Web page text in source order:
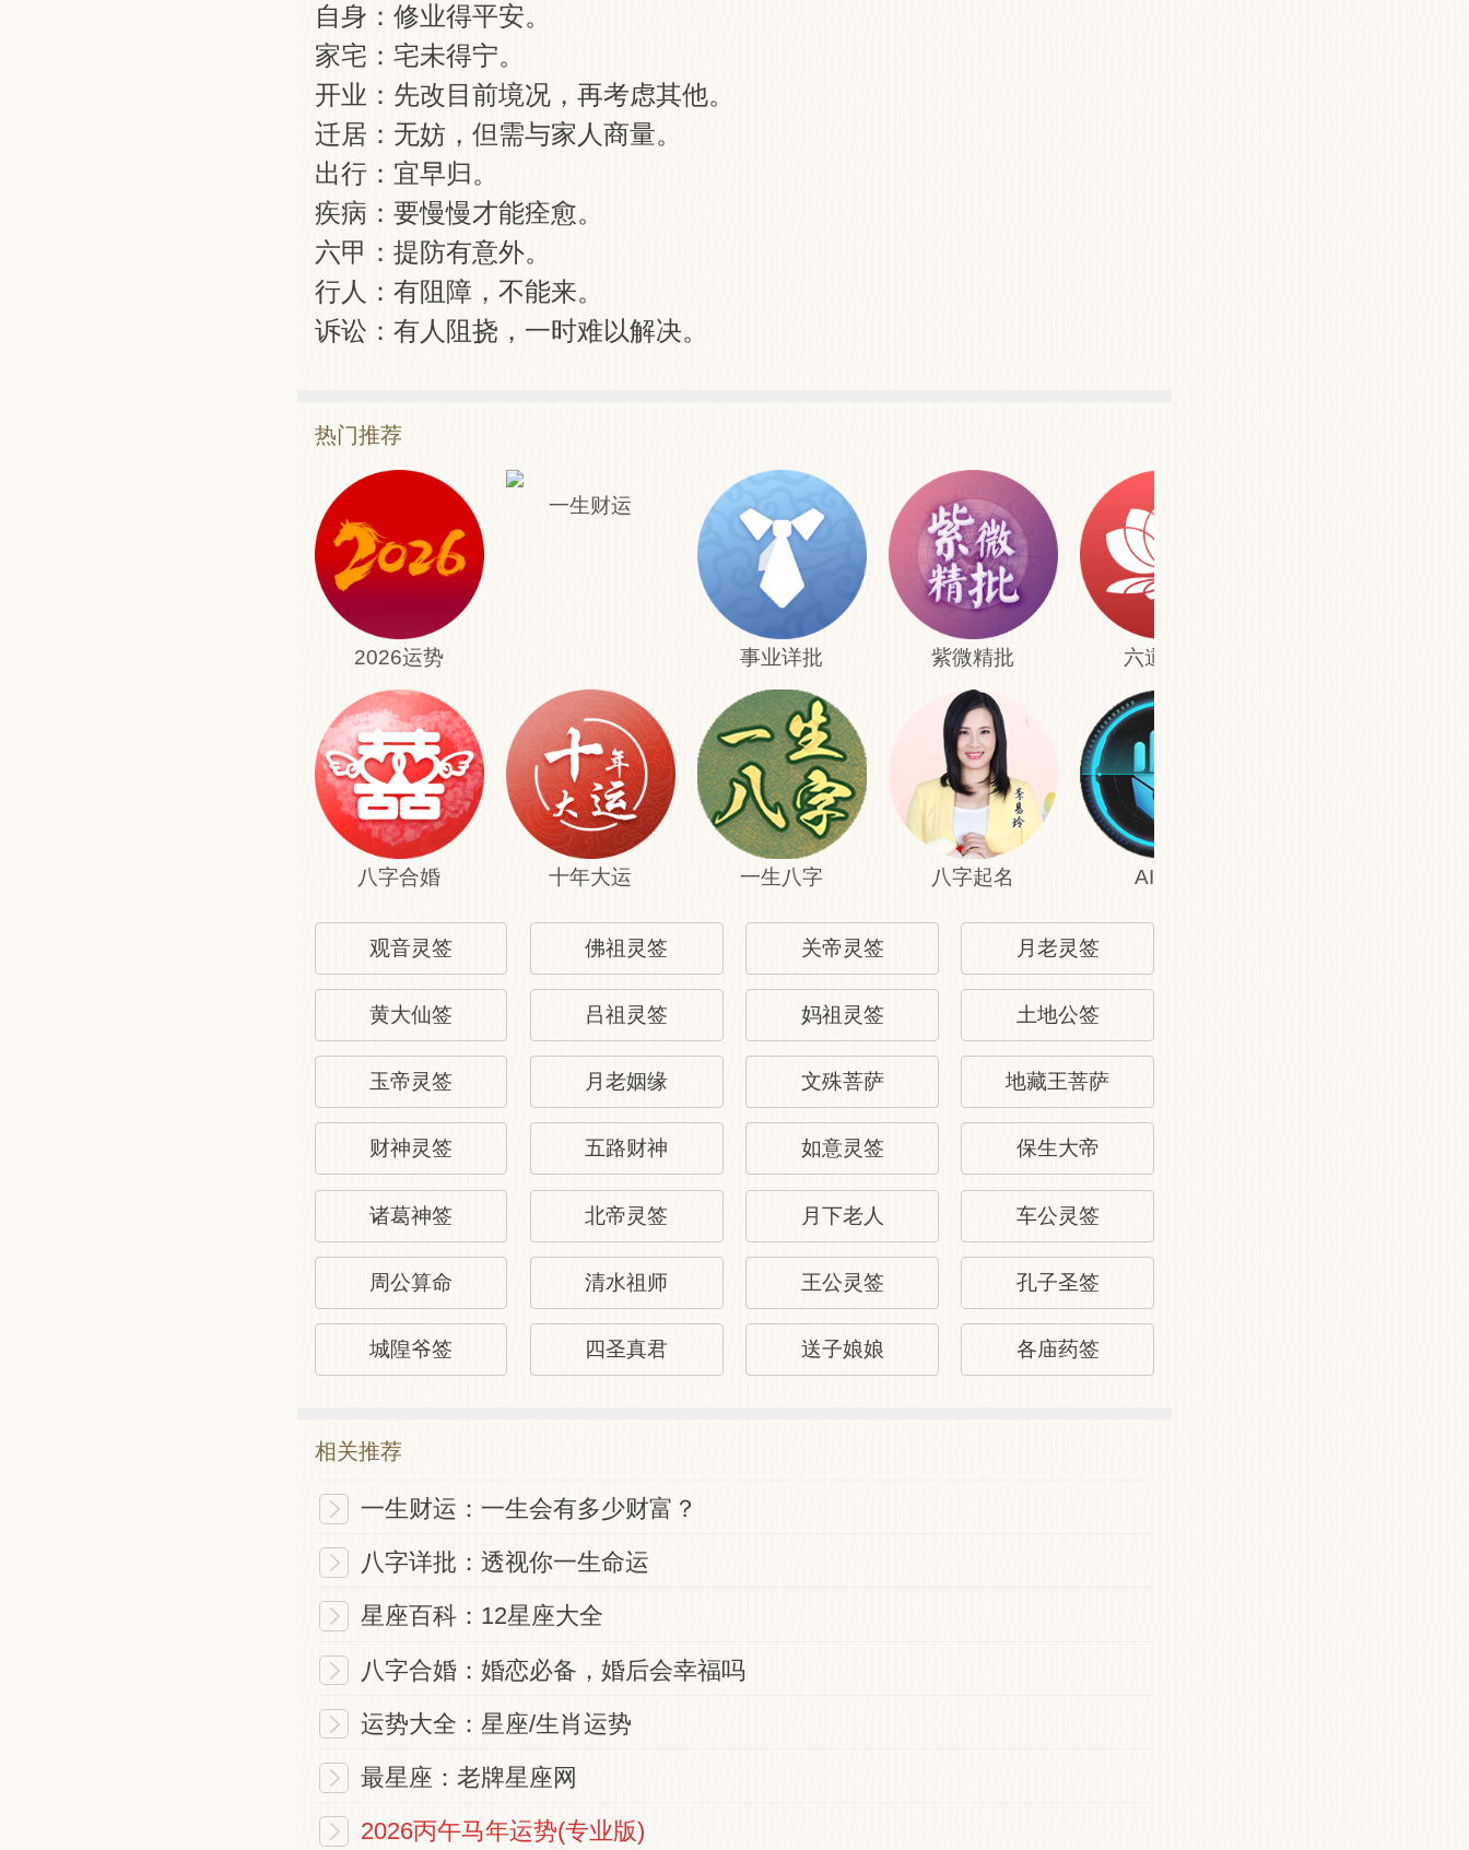
自身：修业得平安。
家宅：宅未得宁。
开业：先改目前境况，再考虑其他。
迁居：无妨，但需与家人商量。
出行：宜早归。
疾病：要慢慢才能痊愈。
六甲：提防有意外。
行人：有阻障，不能来。
诉讼：有人阻挠，一时难以解决。
热门推荐
2026运势
一生财运
事业详批 紫微精批 六道轮回
八字合婚 十年大运 一生八字 八字起名 AI手相
观音灵签 佛祖灵签 关帝灵签 月老灵签
黄大仙签 吕祖灵签 妈祖灵签 土地公签
玉帝灵签 月老姻缘 文殊菩萨 地藏王菩萨
财神灵签 五路财神 如意灵签 保生大帝
诸葛神签 北帝灵签 月下老人 车公灵签
周公算命 清水祖师 王公灵签 孔子圣签
城隍爷签 四圣真君 送子娘娘 各庙药签
相关推荐
一生财运：一生会有多少财富？
八字详批：透视你一生命运
星座百科：12星座大全
八字合婚：婚恋必备，婚后会幸福吗
运势大全：星座/生肖运势
最星座：老牌星座网
2026丙午马年运势(专业版)